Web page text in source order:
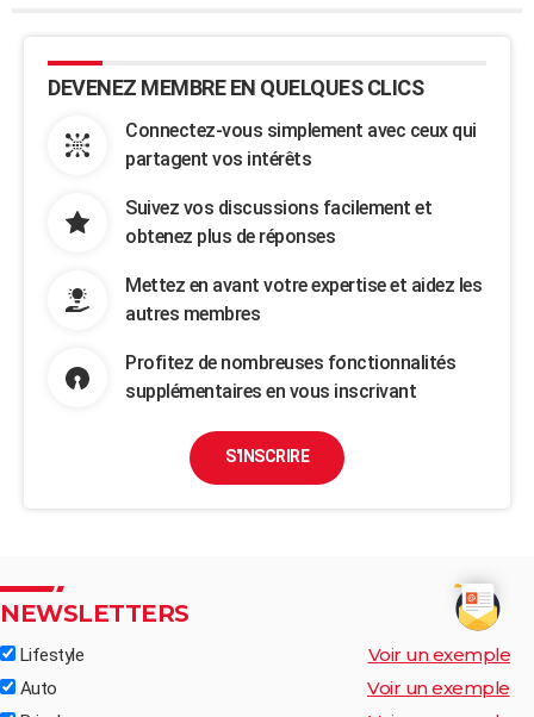
DEVENEZ MEMBRE EN QUELQUES CLICS
Connectez-vous simplement avec ceux qui
partagent vos intérêts
Suivez vos discussions facilement et
obtenez plus de réponses
Mettez en avant votre expertise et aidez les
autres membres
Profitez de nombreuses fonctionnalités
supplémentaires en vous inscrivant
S'INSCRIRE
NEWSLETTERS
Lifestyle Voir un exemple
Auto Voir un exemple